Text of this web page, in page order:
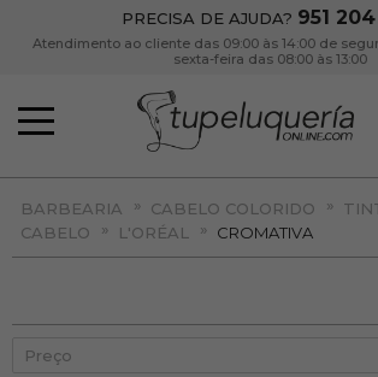
PRECISA DE AJUDA? 951
Atendimento ao cliente das 09:00 às 14:00 de
sexta-feira das 08:00 às 13:00
BARBEARIA » CABELO COLORIDO »
CABELO
» L'ORÉAL » CROMATIVA
Preço